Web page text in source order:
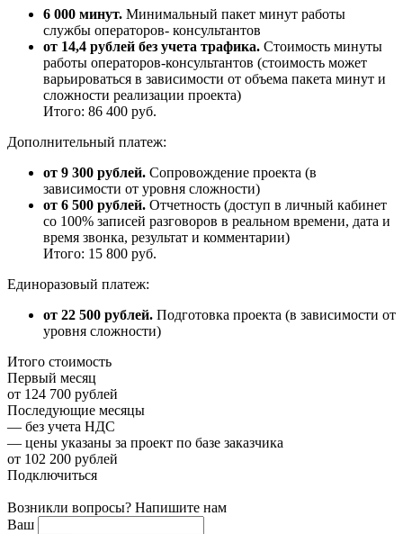
6 000 минут. Минимальный пакет минут работы
службы операторов- консультантов
от 14,4 рублей без учета трафика. Стоимость минуты
работы операторов-консультантов (стоимость может
варьироваться в зависимости от объема пакета минут и
сложности реализации проекта)
Итого: 86 400 руб.
Дополнительный платеж:
от 9 300 рублей. Сопровождение проекта (в
зависимости от уровня сложности)
от 6 500 рублей. Отчетность (доступ в личный кабинет
со 100% записей разговоров в реальном времени, дата и
время звонка, результат и комментарии)
Итого: 15 800 руб.
Единоразовый платеж:
от 22 500 рублей. Подготовка проекта (в зависимости от
уровня сложности)
Итого стоимость
Первый месяц
от 124 700 рублей
Последующие месяцы
— без учета НДС
— цены указаны за проект по базе заказчика
от 102 200 рублей
Подключиться
Возникли вопросы? Напишите нам
Ваш